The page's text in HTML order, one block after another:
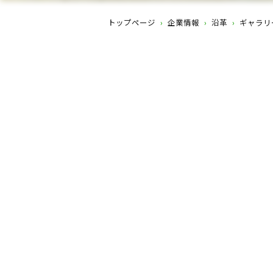
トップページ › 企業情報 › 沿革 › ギャラ